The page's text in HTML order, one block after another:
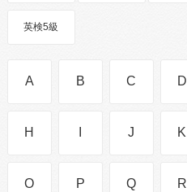
英検5級
A B C D
H J K
O P Q R